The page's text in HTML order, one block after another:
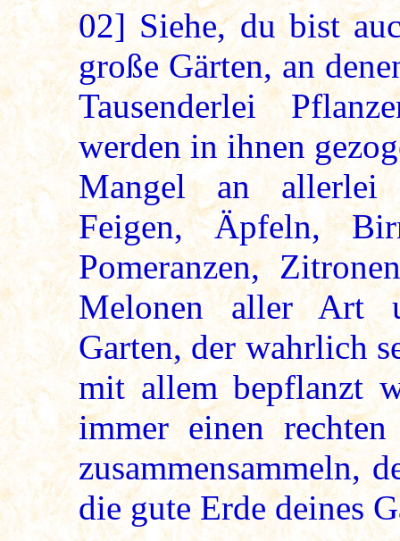
02] Siehe, du bist
große Gärten, an
Tausenderlei
werden in ihnen
Mangel an allerlei
Feigen, Äpfeln,
Pomeranzen,
Melonen aller Art
Garten, der wahrlich
mit allem bepflanzt
immer einen
zusammensammeln,
die gute Erde deines